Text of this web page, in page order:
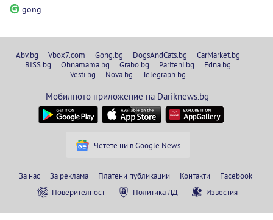
gong
Abv.bg Vbox7.com Gong.bg DogsAndCats.bg
CarMarket.bg
BISS.bg
Ohnamama.bg Grabo.bg Pariteni.bg
Edna.bg
Vesti.bg
Nova.bg Telegraph.bg
Мобилното приложение на Dariknews.bg
Четете ни в Google News
За нас За реклама Платени публикации Контакти
Facebook
Поверителност
Политика ЛД Известия